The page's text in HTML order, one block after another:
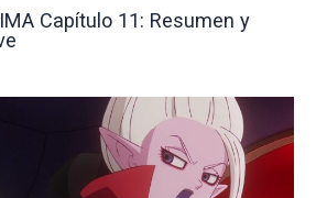
Capítulo 11: Resumen y